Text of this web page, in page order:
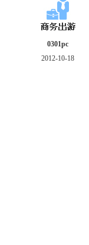
0301pc
2012-10-18